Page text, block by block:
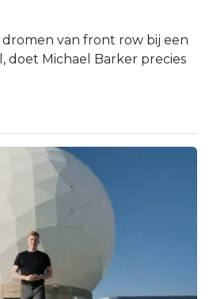
dromen van front row bij een
doet Michael Barker precies